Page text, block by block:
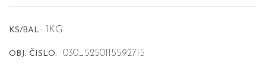
KS/BAL.: 1KG
OBJ. ČISLO: 030_5250115592715